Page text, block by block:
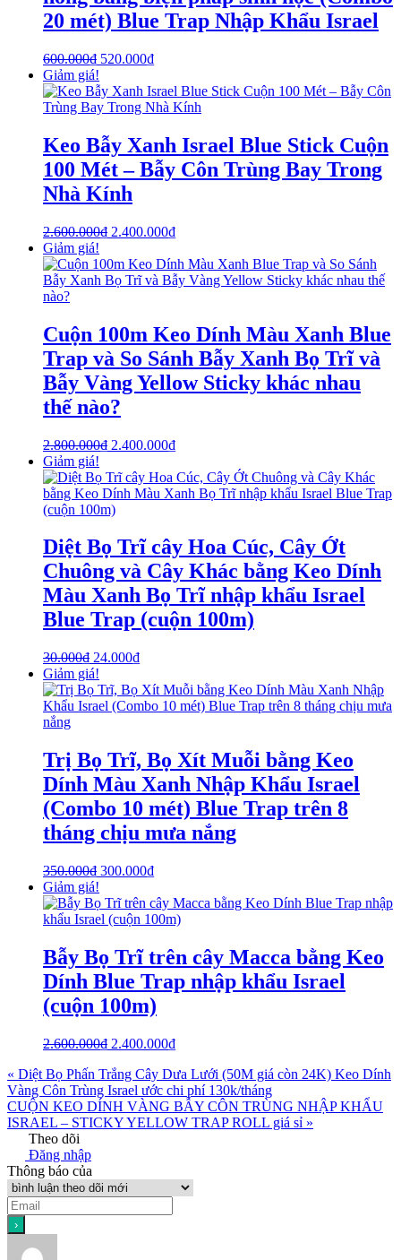
20 mét) Blue Trap Nhập Khẩu Israel
600.000₫ 520.000₫
Giảm giá!
Keo Bẫy Xanh Israel Blue Stick Cuộn
100 Mét – Bẫy Côn Trùng Bay Trong
Nhà Kính
2.600.000₫ 2.400.000₫
Giảm giá!
Cuộn 100m Keo Dính Màu Xanh Blue
Trap và So Sánh Bẫy Xanh Bọ Trĩ và
Bẫy Vàng Yellow Sticky khác nhau
thế nào?
2.800.000₫ 2.400.000₫
Giảm giá!
Diệt Bọ Trĩ cây Hoa Cúc, Cây Ớt
Chuông và Cây Khác bằng Keo Dính
Màu Xanh Bọ Trĩ nhập khẩu Israel
Blue Trap (cuộn 100m)
30.000₫ 24.000₫
Giảm giá!
Trị Bọ Trĩ, Bọ Xít Muỗi bằng Keo
Dính Màu Xanh Nhập Khẩu Israel
(Combo 10 mét) Blue Trap trên 8
tháng chịu mưa nắng
350.000₫ 300.000₫
Giảm giá!
Bẫy Bọ Trĩ trên cây Macca bằng Keo
Dính Blue Trap nhập khẩu Israel
(cuộn 100m)
2.600.000₫ 2.400.000₫
« Diệt Bọ Phấn Trắng Cây Dưa Lưới (50M giá còn 24K) Keo Dính
Vàng Côn Trùng Israel ước chi phí 130k/tháng
CUỘN KEO DÍNH VÀNG BẪY CÔN TRÙNG NHẬP KHẨU
ISRAEL – STICKY YELLOW TRAP ROLL giá sỉ »
Theo dõi
Đăng nhập
Thông báo của